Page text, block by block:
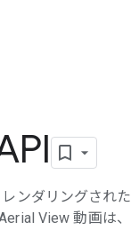
ンダリングされた
View 動画は、